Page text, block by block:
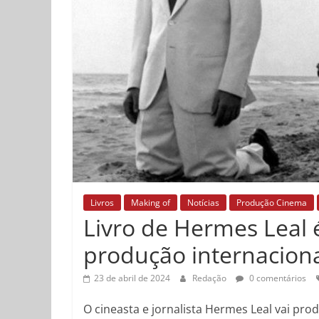
Livros Making of Notícias Produção Cinema
Livro de Hermes
produção
23 de abril de 2024 Redação 0 comentários
O cineasta e jornalista Hermes Leal vai